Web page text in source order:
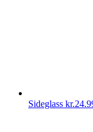
Sideglass kr.